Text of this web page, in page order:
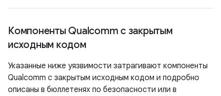
Компоненты Qualcomm с закрытым
исходным кодом
Указанные ниже уязвимости затрагивают компоненты
Qualcomm с закрытым исходным кодом и подробно
описаны в бюллетенях по безопасности или в